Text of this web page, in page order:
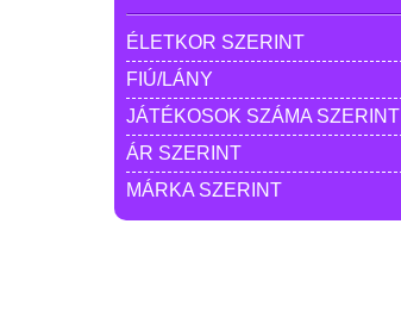
ÉLETKOR SZERINT
FIÚ/LÁNY
JÁTÉKOSOK SZÁMA SZERINT
ÁR SZERINT
MÁRKA SZERINT